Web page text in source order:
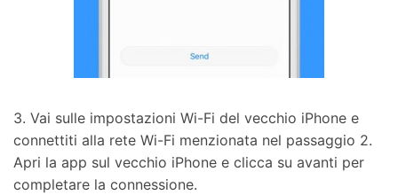
3. Vai sulle impostazioni Wi-Fi del vecchio iPhone e
connettiti alla rete Wi-Fi menzionata nel passaggio 2.
Apri la app sul vecchio iPhone e clicca su avanti per
completare la connessione.